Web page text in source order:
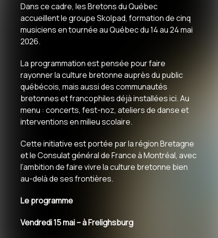
Dans ce cadre, les Bretons du Québec
accueillent le groupe Skolpad, formation de cinq
musiciens en tournée au Québec du 14 au 24 mai
2026.
La programmation est pensée pour faire
rayonner la culture bretonne auprès du public
québécois, mais aussi des communautés
bretonnes et francophiles déjà installées ici. Au
menu : concerts, fest-noz, ateliers de danse et
interventions en milieu scolaire.
Cette initiative est portée par la région Bretagne
et le Consulat général de France à Montréal, avec
l’ambition de faire vivre la culture bretonne bien
au-delà de ses frontières.
Le programme
Vendredi 15 mai – à Frelighsburg